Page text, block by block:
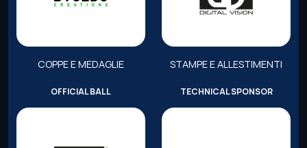
COPPE E MEDAGLIE STAMPE E ALLESTIMENTI
OFFICIAL BALL TECHNICAL SPONSOR